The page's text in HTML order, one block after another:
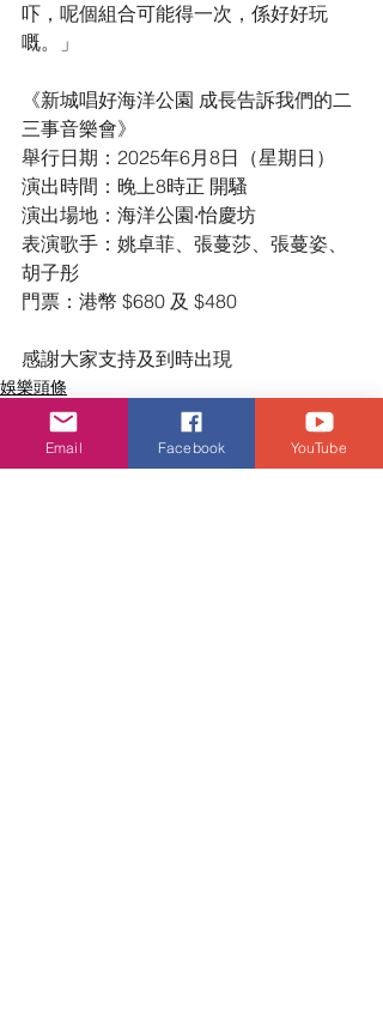
吓，呢個組合可能得一次，係好好玩
嘅。」
《新城唱好海洋公園 成長告訴我們的二
三事音樂會》
舉行日期：2025年6月8日（星期日）
演出時間：晚上8時正 開騷
演出場地：海洋公園‧怡慶坊
表演歌手：姚卓菲、張蔓莎、張蔓姿、
胡子彤
門票：港幣 $680 及 $480
感謝大家支持及到時出現
娛樂頭條
Email Facebook YouTube